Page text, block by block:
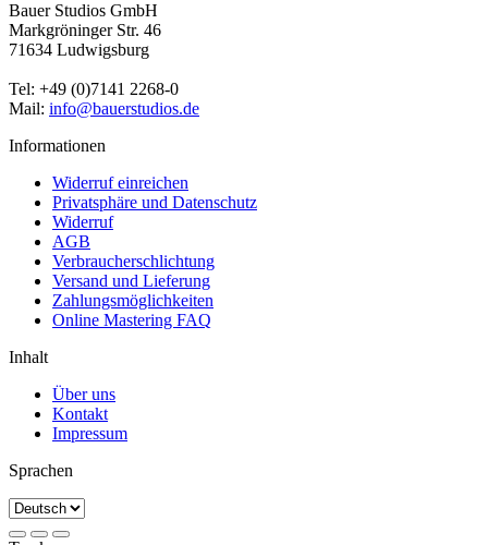
Bauer Studios GmbH
Markgröninger Str. 46
71634 Ludwigsburg
Tel: +49 (0)7141 2268-0
Mail: info@bauerstudios.de
Informationen
Widerruf einreichen
Privatsphäre und Datenschutz
Widerruf
AGB
Verbraucherschlichtung
Versand und Lieferung
Zahlungsmöglichkeiten
Online Mastering FAQ
Inhalt
Über uns
Kontakt
Impressum
Sprachen